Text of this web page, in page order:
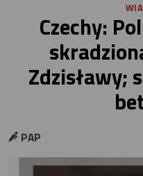
Czechy:
Zdzisławy;
PAP